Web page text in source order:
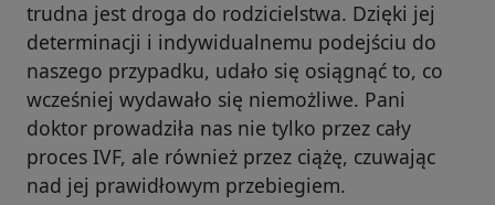
trudna jest droga do rodzicielstwa. Dzięki jej
determinacji i indywidualnemu podejściu do
naszego przypadku, udało się osiągnąć to, co
wcześniej wydawało się niemożliwe. Pani
doktor prowadziła nas nie tylko przez cały
proces IVF, ale również przez ciążę, czuwając
nad jej prawidłowym przebiegiem.